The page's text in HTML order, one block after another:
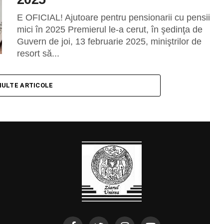
E OFICIAL! Ajutoare pentru pensionarii cu pensii
mici în 2025 Premierul le-a cerut, în şedinţa de
Guvern de joi, 13 februarie 2025, miniştrilor de
resort să...
ARTICOLE